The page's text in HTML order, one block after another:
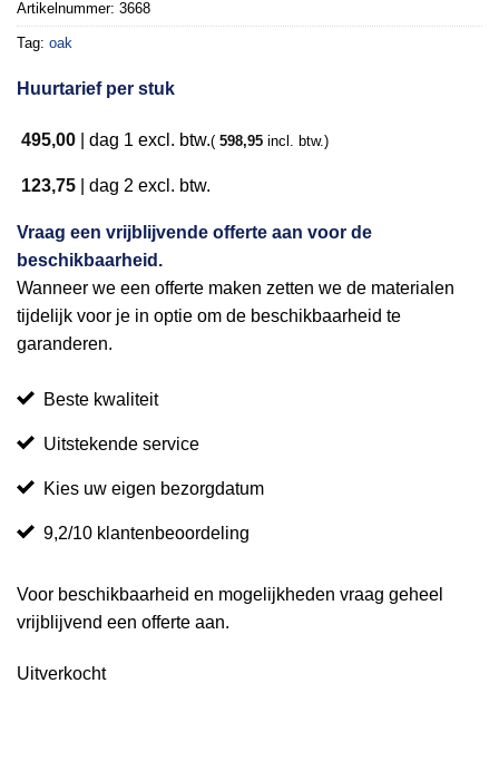
Artikelnummer: 3668
Tag: oak
Huurtarief per stuk
495,00 dag 1 excl. btw.( 598,95 incl. btw.)
123,75 dag 2 excl. btw.
Vraag een vrijblijvende offerte aan voor de
beschikbaarheid.
Wanneer we een offerte maken zetten we de materialen
tijdelijk voor je in optie om de beschikbaarheid te
garanderen.
Beste kwaliteit
Uitstekende service
Kies uw eigen bezorgdatum
9,2/10 klantenbeoordeling
Voor beschikbaarheid en mogelijkheden vraag geheel
vrijblijvend een offerte aan.
Uitverkocht